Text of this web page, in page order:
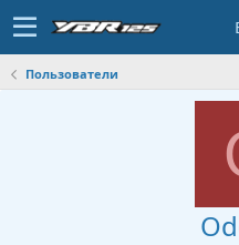
Пользователи